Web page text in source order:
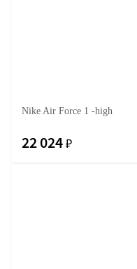
Nike Air Force 1 -high
22 024 ₽